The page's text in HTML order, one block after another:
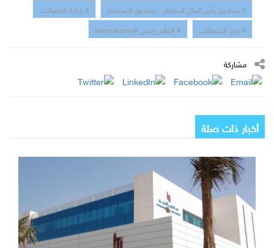
# صناديق رأس المال المخاطر ، صناديق الاستثمار
# وزارة الاتصالات
# وزير الاتصالات
# #عالم_رقمي #alamrakamy
مشاركة
أخبار ذات صلة